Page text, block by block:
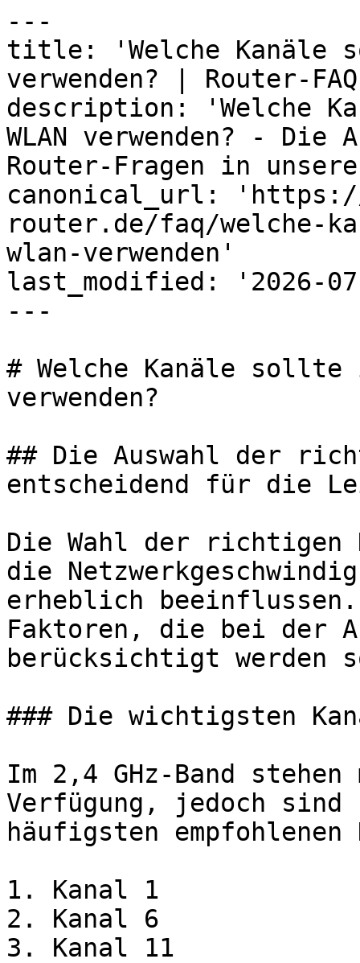
---
title: 'Welche Kanäle
verwenden? | Router-
description: 'Welche
WLAN verwenden? -
Router-Fragen in
canonical_url: 'https://
router.de/faq/welche-
wlan-verwenden'
last_modified: '2026-
---
# Welche Kanäle sollte
verwenden?
## Die Auswahl der
entscheidend für die
Die Wahl der richtigen
die
erheblich
Faktoren, die bei der
berücksichtigt werden
### Die wichtigsten
Im 2,4 GHz-Band
Verfügung, jedoch
häufigsten
1. Kanal 1
2. Kanal 6
3. Kanal 11